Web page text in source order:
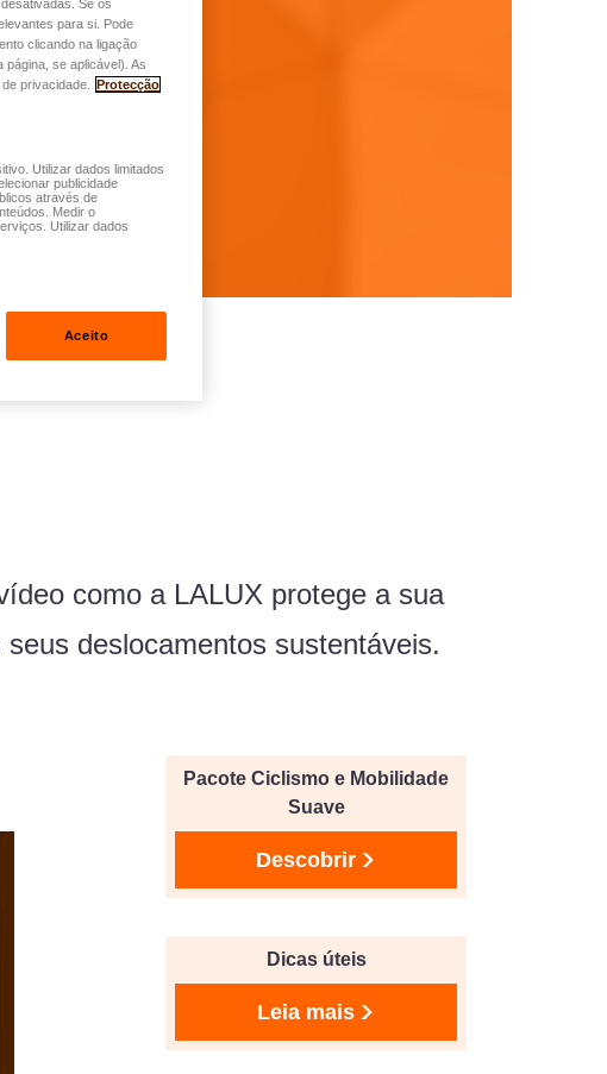
como a LALUX protege a sua
deslocamentos sustentáveis.
Pacote Ciclismo e Mobilidade
Suave
Descobrir
Dicas úteis
Leia mais
Se os
para si. Pode
clicando na ligação
página, se aplicável). As
privacidade.
Protecção
Utilizar dados limitados
publicidade
através de
Medir o
Utilizar dados
Aceito